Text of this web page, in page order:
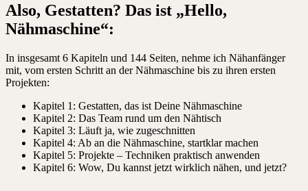
Also, Gestatten? Das ist „Hello,
Nähmaschine“:
In insgesamt 6 Kapiteln und 144 Seiten, nehme ich Nähanfänger
mit, vom ersten Schritt an der Nähmaschine bis zu ihren ersten
Projekten:
Kapitel 1: Gestatten, das ist Deine Nähmaschine
Kapitel 2: Das Team rund um den Nähtisch
Kapitel 3: Läuft ja, wie zugeschnitten
Kapitel 4: Ab an die Nähmaschine, startklar machen
Kapitel 5: Projekte – Techniken praktisch anwenden
Kapitel 6: Wow, Du kannst jetzt wirklich nähen, und jetzt?